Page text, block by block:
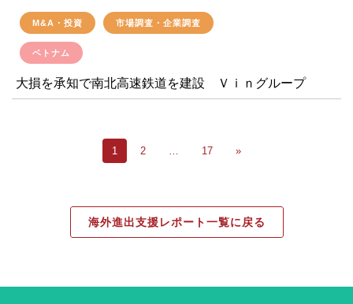
M&A・投資 市場調査・企業調査
ベトナム
大損を承知で南北高速鉄道を建設 Ｖｉｎグループ
1 2 … 17 »
海外進出支援レポート一覧に戻る